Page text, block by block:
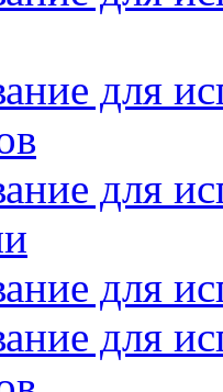
для
для
для
для